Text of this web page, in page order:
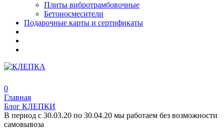
Плиты вибротрамбовочные
Бетоносмесители
Подарочные карты и сертификаты
0
Главная
Блог КЛЕПКИ
В период с 30.03.20 по 30.04.20 мы работаем без возможности
самовывоза